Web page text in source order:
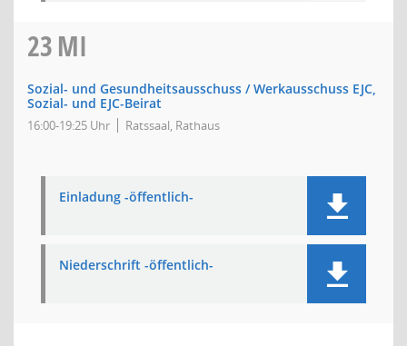
23MI
Sozial- und Gesundheitsausschuss / Werkausschuss EJC,
Sozial- und EJC-Beirat
16:00-19:25 Uhr Ratssaal, Rathaus
Einladung -öffentlich-
Niederschrift -öffentlich-